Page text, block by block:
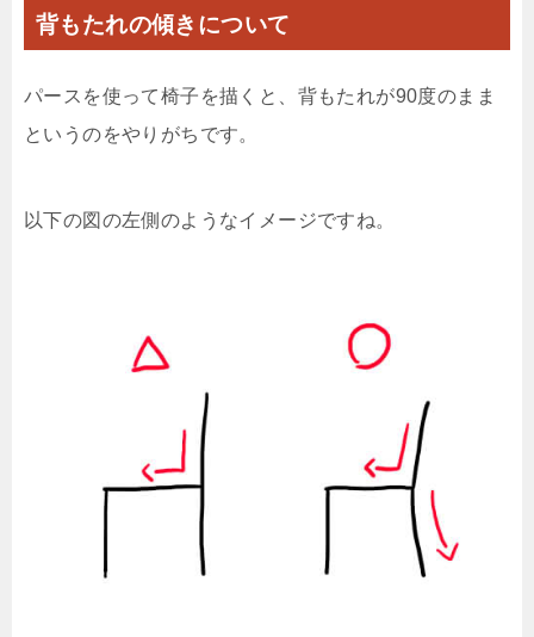
背もたれの傾きについて
パースを使って椅子を描くと、背もたれが90度のまま
というのをやりがちです。
以下の図の左側のようなイメージですね。